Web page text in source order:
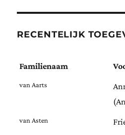
RECENTELIJK
Familienaam
van Aarts
van Asten